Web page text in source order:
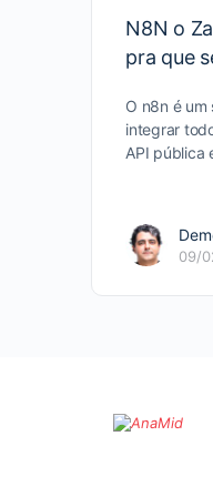
N8N o
pra que
O n8n é um
integrar
API pública
09/